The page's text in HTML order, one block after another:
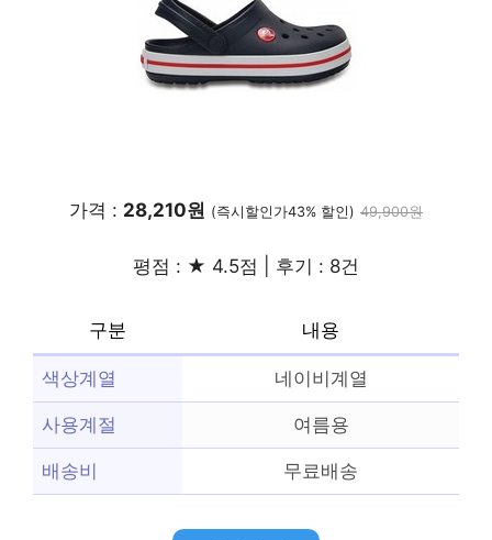
가격 : 28,210원 (즉시할인가43% 할인) 49,900원
평점 : ★ 4.5점 | 후기 : 8건
구분 내용
색상계열 네이비계열
사용계절 여름용
배송비 무료배송